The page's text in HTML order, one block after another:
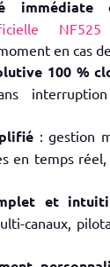
immédiate
NF525
en cas
100 %
: gestion
en temps réel,
et
canaux,